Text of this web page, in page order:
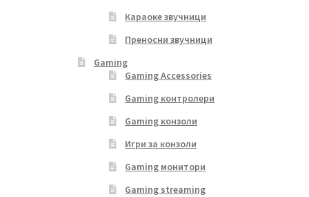
Караоке звучници
Преносни звучници
Gaming
Gaming Accessories
Gaming контролери
Gaming конзоли
Игри за конзоли
Gaming монитори
Gaming streaming